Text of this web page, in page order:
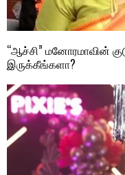
“ஆச்சி” மனோரமாவின்
இருக்கீங்களா?